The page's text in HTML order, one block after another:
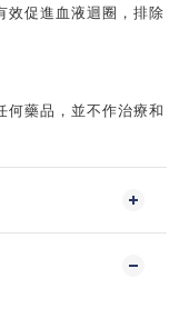
效促進血液迴圈，排除
何藥品，並不作治療和